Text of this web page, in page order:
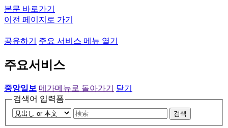
본문 바로가기
이전 페이지로 가기
공유하기 주요 서비스 메뉴 열기
주요서비스
중앙일보 메가메뉴로 돌아가기
닫기
검색어 입력폼
검색